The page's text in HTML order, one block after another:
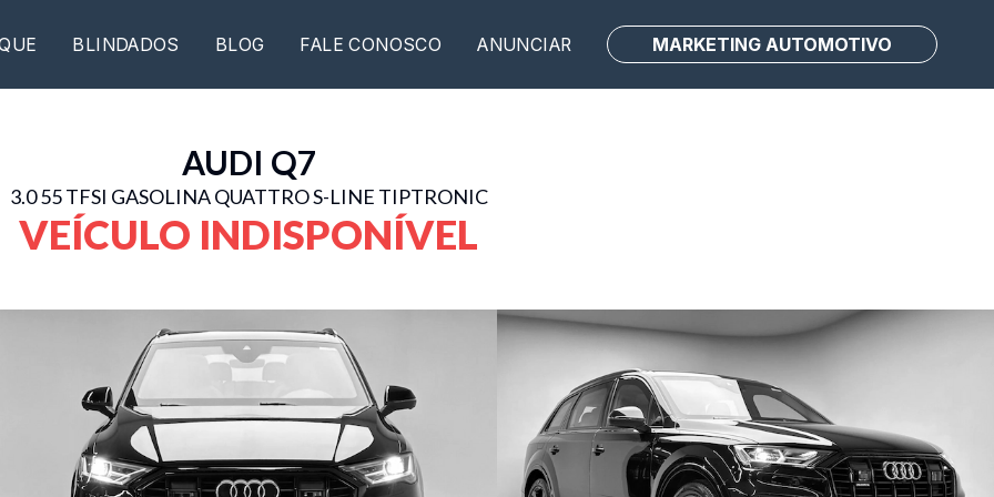
BLINDADOS BLOG FALE CONOSCO ANUNCIAR MARKETING AUTOMOTIVO
AUDI Q7
3.0 55 TFSI GASOLINA QUATTRO S-LINE TIPTRONIC
VEÍCULO INDISPONÍVEL